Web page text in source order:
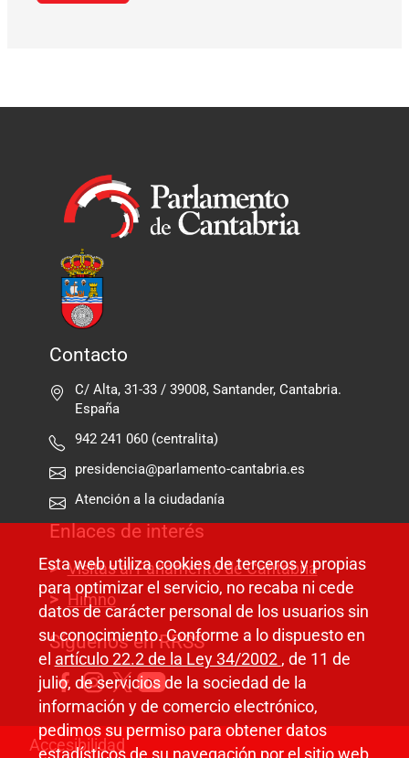
Contacto
C/ Alta, 31-33 / 39008, Santander, Cantabria.
España
942 241 060 (centralita)
presidencia@parlamento-cantabria.es
Atención a la ciudadanía
Enlaces de interés
Visitas al Parlamento de Cantabria
Himno
Síguenos en RRSS
Pie de página
Accesibilidad
Esta web utiliza cookies de terceros y propias
para optimizar el servicio, no recaba ni cede
datos de carácter personal de los usuarios sin
su conocimiento. Conforme a lo dispuesto en
el artículo 22.2 de la Ley 34/2002 , de 11 de
julio, de servicios de la sociedad de la
información y de comercio electrónico,
pedimos su permiso para obtener datos
estadísticos de su navegación por el sitio web